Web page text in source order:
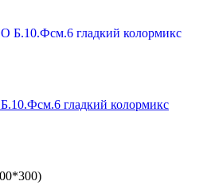
гладкий колормикс